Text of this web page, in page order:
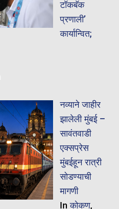
टॉकबॅक
प्रणाली’
कार्यान्वित;
नव्याने जाहीर
झालेली मुंबई –
सावंतवाडी
एक्सप्रेस
मुंबईहून रात्री
सोडण्याची
मागणी
Inकोकण,